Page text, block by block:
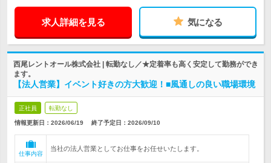
求人詳細を見る 気になる
西尾レントオール株式会社 | 転勤なし／★定着率も高く安定して勤務ができ
ます。
【法人営業】イベント好きの方大歓迎！■風通しの良い職場環境
正社員 転勤なし
情報更新日：2026/06/19 終了予定日： 2026/09/10
仕事内容
当社の法人営業としてお仕事をお任せいたします。